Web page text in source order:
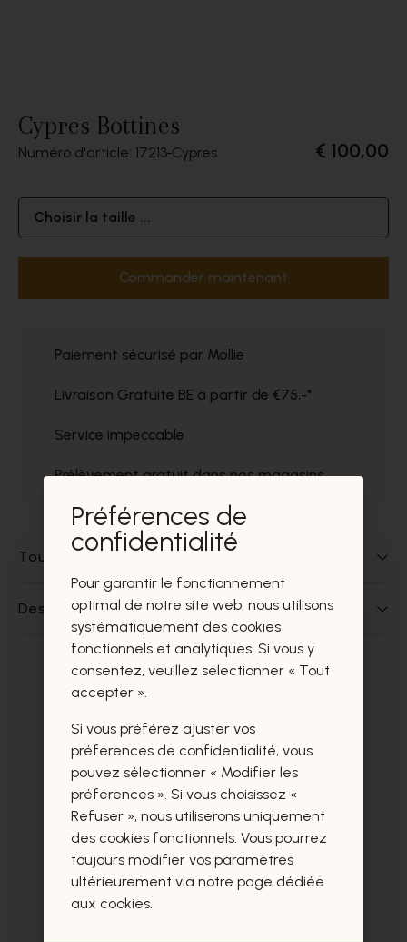
Cypres Bottines
Numéro d'article: 17213 Cypres € 100,00
Choisir la taille ...
Commander maintenant
Paiement sécurisé par Mollie
Livraison Gratuite BE à partir de €75,-*
Service impeccable
Prélèvement gratuit dans nos magasins
Tout sur ce produit
Des questions sur ce produit?
Ces produits vous intéresseront
certainement aussi.
Préférences de
confidentialité
Pour garantir le fonctionnement
optimal de notre site web, nous utilisons
systématiquement des cookies
fonctionnels et analytiques. Si vous y
consentez, veuillez sélectionner « Tout
accepter ».
Si vous préférez ajuster vos
préférences de confidentialité, vous
pouvez sélectionner « Modifier les
préférences ». Si vous choisissez «
Refuser », nous utiliserons uniquement
des cookies fonctionnels. Vous pourrez
toujours modifier vos paramètres
ultérieurement via notre page dédiée
aux cookies.